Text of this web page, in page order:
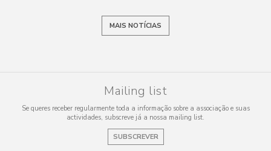
MAIS NOTÍCIAS
Mailing list
Se queres receber regularmente toda a informação sobre a associação e suas
actividades, subscreve já a nossa mailing list.
SUBSCREVER